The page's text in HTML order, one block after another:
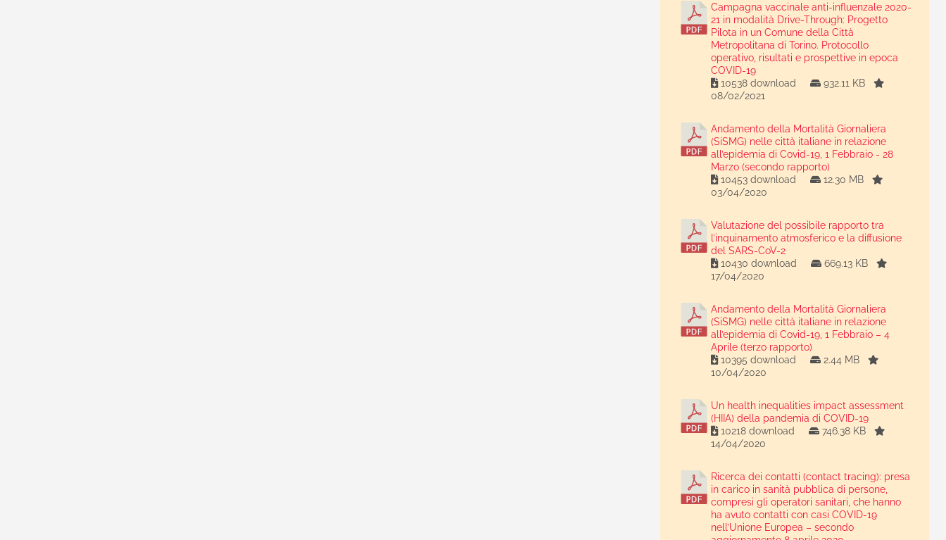
Campagna vaccinale anti-influenzale 2020-
21 in modalità Drive-Through: Progetto
Pilota in un Comune della Città
Metropolitana di Torino. Protocollo
operativo, risultati e prospettive in epoca
COVID-19
10538 download
932.11 KB
08/02/2021
Andamento della Mortalità Giornaliera
(SiSMG) nelle città italiane in relazione
all’epidemia di Covid-19, 1 Febbraio - 28
Marzo (secondo rapporto)
10453 download
12.30 MB
03/04/2020
Valutazione del possibile rapporto tra
l’inquinamento atmosferico e la diffusione
del SARS-CoV-2
10430 download
669.13 KB
17/04/2020
Andamento della Mortalità Giornaliera
(SiSMG) nelle città italiane in relazione
all’epidemia di Covid-19, 1 Febbraio – 4
Aprile (terzo rapporto)
10395 download
2.44 MB
10/04/2020
Un health inequalities impact assessment
(HIIA) della pandemia di COVID-19
10218 download
746.38 KB
14/04/2020
Ricerca dei contatti (contact tracing): presa
in carico in sanità pubblica di persone,
compresi gli operatori sanitari, che hanno
ha avuto contatti con casi COVID-19
nell’Unione Europea – secondo